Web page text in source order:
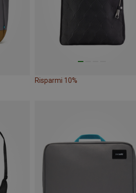
Risparmi 10%